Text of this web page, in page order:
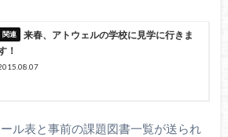
来春、アトウェルの学校に見学に行きま
！
ル表と事前の課題図書一覧が送られ